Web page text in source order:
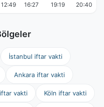
12:49 16:27 19:19 20:40
İstanbul iftar vakti
Ankara iftar vakti
vakti Köln iftar vakti